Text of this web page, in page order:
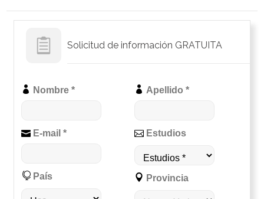
Solicitud de información GRATUITA
Nombre * Apellido *
E-mail * Estudios
País Provincia